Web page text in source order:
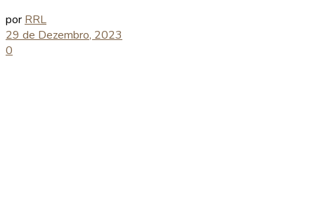
por RRL
29 de Dezembro, 2023
0